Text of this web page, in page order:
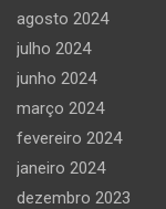
agosto 2024
julho 2024
junho 2024
março 2024
fevereiro 2024
janeiro 2024
dezembro 2023